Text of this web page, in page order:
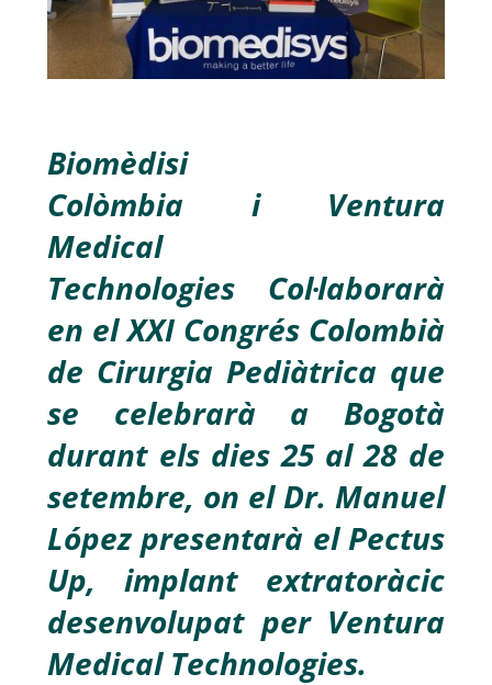
Biomèdisi
Colòmbia i Ventura
Medical
Technologies Col·laborarà
en el XXI Congrés Colombià
de Cirurgia Pediàtrica que
se celebrarà a Bogotà
durant els dies 25 al 28 de
setembre, on el Dr. Manuel
López presentarà el Pectus
Up, implant extratoràcic
desenvolupat per Ventura
Medical Technologies.